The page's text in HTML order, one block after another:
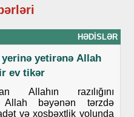
HƏDISLƏR
yеrinә yеtirәnə Аllаh
еv tikәr
Allahın razılığını
Allah bəyənən tərzdə
və xoşbəxtlik yolunda